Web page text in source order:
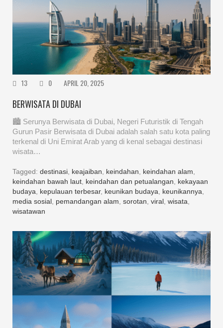
13 0 APRIL 20, 2025
BERWISATA DI DUBAI
🏙️ Serunya Berwisata di Dubai, Negeri Futuristik di Tengah
Gurun Pasir Berwisata di Dubai adalah salah satu kota paling
terkenal di Uni Emirat Arab yang di kenal sebagai destinasi
wisata…
Tagged: destinasi keajaiban keindahan keindahan alam
keindahan bawah laut keindahan dan petualangan
kekayaan
budaya
kepulauan terbesar, keunikan budaya keunikannya
media sosial pemandangan alam sorotan viral wisata
wisatawan